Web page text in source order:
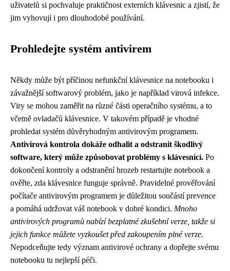
uživatelů si pochvaluje praktičnost externích klávesnic a zjistí, že
jim vyhovují i pro dlouhodobé používání.
Prohledejte systém antivirem
Někdy může být příčinou nefunkční klávesnice na notebooku i
závažnější softwarový problém, jako je například virová infekce.
Viry se mohou zaměřit na různé části operačního systému, a to
včetně ovladačů klávesnice. V takovém případě je vhodné
prohledat systém důvěryhodným antivirovým programem.
Antivirová kontrola dokáže odhalit a odstranit škodlivý
software, který může způsobovat problémy s klávesnicí. Po
dokončení kontroly a odstranění hrozeb restartujte notebook a
ověřte, zda klávesnice funguje správně. Pravidelné prověřování
počítače antivirovým programem je důležitou součástí prevence
a pomáhá udržovat váš notebook v dobré kondici. Mnoho
antivirových programů nabízí bezplatné zkušební verze, takže si
jejich funkce můžete vyzkoušet před zakoupením plné verze.
Nepodceňujte tedy význam antivirové ochrany a dopřejte svému
notebooku tu nejlepší péči.